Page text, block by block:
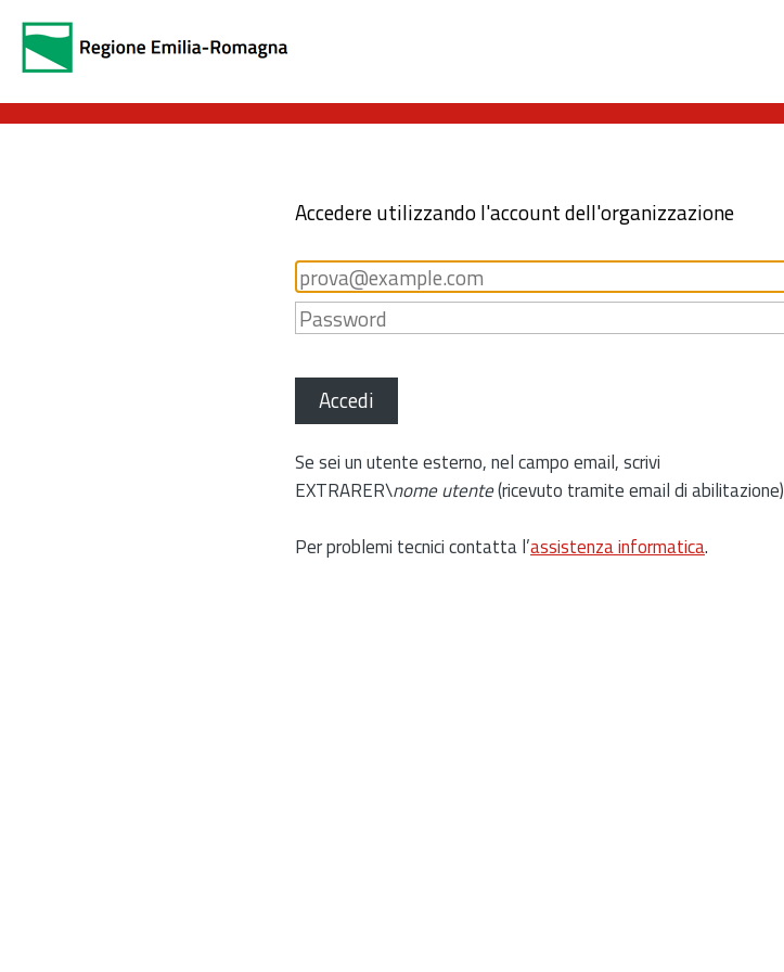
Accedere utilizzando l'account dell'organizzazione
Accedi
Se sei un utente esterno, nel campo email, scrivi
EXTRARER\nome utente(ricevuto tramite email di abilitazione)
Per problemi tecnici contatta l’assistenza informatica.